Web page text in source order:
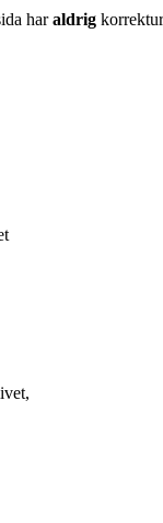
haraldrig